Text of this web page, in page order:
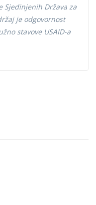
Sjedinjenih Država za
je odgovornost
stavove USAID-a